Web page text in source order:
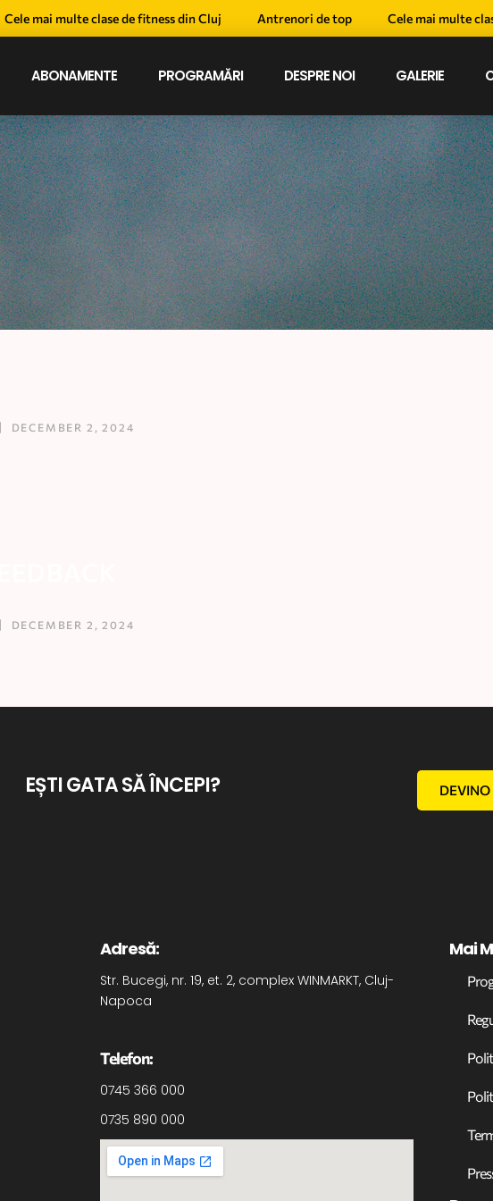
Cele mai multe clase de fitness din Cluj Antrenori de top Cele mai multe
ABONAMENTE PROGRAMĂRI DESPRE NOI GALERIE
DECEMBER 2, 2024
DECEMBER 2, 2024
EȘTI GATA SĂ ÎNCEPI?
Adresă:
Str. Bucegi, nr. 19, et. 2, complex WINMARKT, Cluj-
Napoca
Telefon:
0745 366 000
0735 890 000
Mai